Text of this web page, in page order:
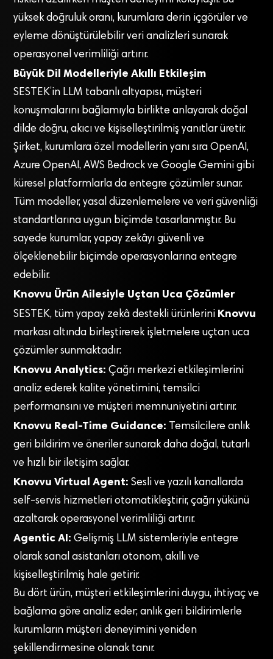
yüksek doğruluk oranı, kurumlara derin içgörüler ve
eyleme dönüştürülebilir veri analizleri sunarak
operasyonel verimliliği artırır.
Büyük Dil Modelleriyle Akıllı Etkileşim
SESTEK’in LLM tabanlı altyapısı, müşteri
konuşmalarını bağlamıyla birlikte anlayarak doğal
dilde doğru, akıcı ve kişiselleştirilmiş yanıtlar üretir.
Şirket, kurumlara özel modellerin yanı sıra OpenAI,
Azure OpenAI, AWS Bedrock ve Google Gemini gibi
küresel platformlarla da entegre çözümler sunar.
Tüm modeller, yasal düzenlemelere ve veri güvenliği
standartlarına uygun biçimde tasarlanmıştır. Bu
sayede kurumlar, yapay zekâyı güvenli ve
ölçeklenebilir biçimde operasyonlarına entegre
edebilir.
Knovvu Ürün Ailesiyle Uçtan Uca Çözümler
SESTEK, tüm yapay zekâ destekli ürünlerini Knovvu
markası altında birleştirerek işletmelere uçtan uca
çözümler sunmaktadır:
Knovvu Analytics: Çağrı merkezi etkileşimlerini
analiz ederek kalite yönetimini, temsilci
performansını ve müşteri memnuniyetini artırır.
Knovvu Real-Time Guidance: Temsilcilere anlık
geri bildirim ve öneriler sunarak daha doğal, tutarlı
ve hızlı bir iletişim sağlar.
Knovvu Virtual Agent: Sesli ve yazılı kanallarda
self-servis hizmetleri otomatikleştirir, çağrı yükünü
azaltarak operasyonel verimliliği artırır.
Agentic AI: Gelişmiş LLM sistemleriyle entegre
olarak sanal asistanları otonom, akıllı ve
kişiselleştirilmiş hale getirir.
Bu dört ürün, müşteri etkileşimlerini duygu, ihtiyaç ve
bağlama göre analiz eder; anlık geri bildirimlerle
kurumların müşteri deneyimini yeniden
şekillendirmesine olanak tanır.